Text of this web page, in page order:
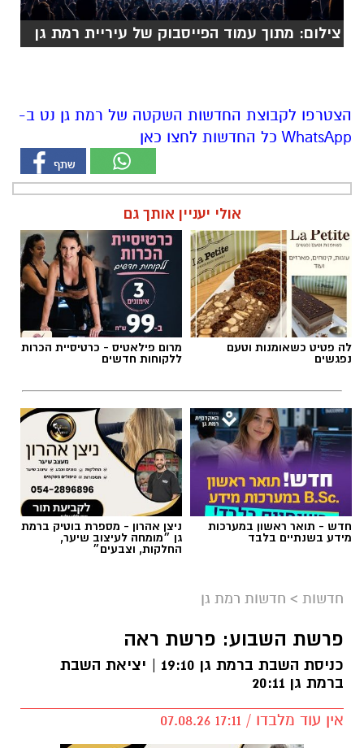
צילום: מתוך עמוד הפייסבוק של עיריית רמת גן
הצטרפו לקבוצת החדשות השקטה של רמת גן נט ב-
WhatsApp כל החדשות לחצו כאן
אולי יעניין אותך גם
לה פטיט כשאומנות וטעם
נפגשים
מרום פילאטיס - כרטיסיית הכרות
ללקוחות חדשים
חדש - תואר ראשון במערכות
מידע בשנתיים בלבד
ניצן אהרון - מספרת בוטיק ברמת
גן ״מומחה לעיצוב שיער,
החלקות, וצבעים״
חדשות > חדשות רמת גן
פרשת השבוע: פרשת ראה
כניסת השבת ברמת גן 19:10 | יציאת השבת
ברמת גן 20:11
אין עוד מלבדו / 17:11 07.08.26